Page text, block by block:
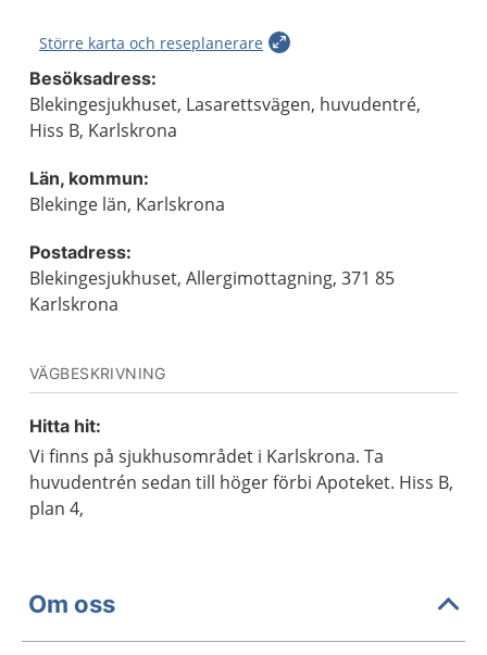
Större karta och reseplanerare
Besöksadress:
Blekingesjukhuset, Lasarettsvägen, huvudentré,
Hiss B, Karlskrona
Län, kommun:
Blekinge län, Karlskrona
Postadress:
Blekingesjukhuset, Allergimottagning, 371 85
Karlskrona
VÄGBESKRIVNING
Hitta hit:
Vi finns på sjukhusområdet i Karlskrona. Ta
huvudentrén sedan till höger förbi Apoteket. Hiss B,
plan 4,
Om oss